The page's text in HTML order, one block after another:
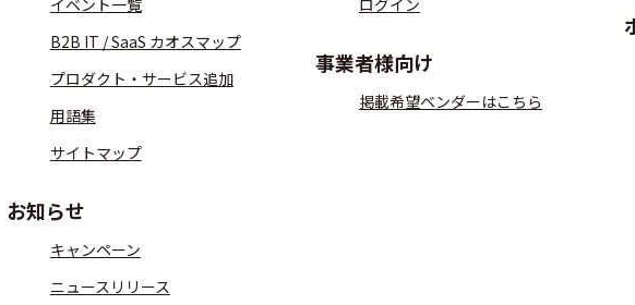
イベント一覧
B2B IT / SaaS カオスマップ
プロダクト・サービス追加
用語集
サイトマップ
お知らせ
キャンペーン
ニュースリリース
ログイン
事業者様向け
掲載希望ベンダーはこちら